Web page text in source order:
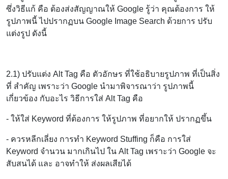
ซึ่งวิธีแก้ คือ ต้องส่งสัญญาณให้ Google รู้ว่า คุณต้องการ ให้
รูปภาพนี้ ไปปรากฏบน Google Image Search ด้วยการ ปรับ
แต่งรูป ดังนี้
2.1) ปรับแต่ง Alt Tag คือ ตัวอักษร ที่ใช้อธิบายรูปภาพ ที่เป็นสิ่ง
ที่ สำคัญ เพราะว่า Google นำมาพิจารณาว่า รูปภาพนี้
เกี่ยวข้อง กับอะไร วิธีการใส่ Alt Tag คือ
- ให้ใส่ Keyword ที่ต้องการ ให้รูปภาพ ที่อยากให้ ปรากฏขึ้น
- ควรหลีกเลี่ยง การทำ Keyword Stuffing ก็คือ การใส่
Keyword จำนวน มากเกินไป ใน Alt Tag เพราะว่า Google จะ
สับสนได้ และ อาจทำให้ ส่งผลเสียได้